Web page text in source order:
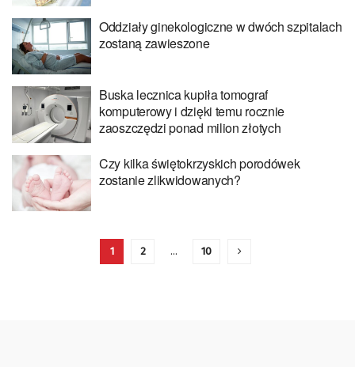
Oddziały ginekologiczne w dwóch szpitalach
zostaną zawieszone
Buska lecznica kupiła tomograf
komputerowy i dzięki temu rocznie
zaoszczędzi ponad milion złotych
Czy kilka świętokrzyskich porodówek
zostanie zlikwidowanych?
1 2 … 10